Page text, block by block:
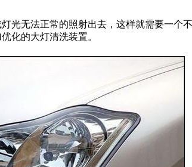
光无法正常的照射出去，这样就需要一个
化的大灯清洗装置。